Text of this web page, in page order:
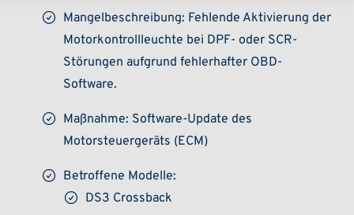
Mangelbeschreibung: Fehlende Aktivierung der
Motorkontrollleuchte bei DPF- oder SCR-
Störungen aufgrund fehlerhafter OBD-
Software.
Maßnahme: Software-Update des
Motorsteuergeräts (ECM)
Betroffene Modelle:
DS3 Crossback